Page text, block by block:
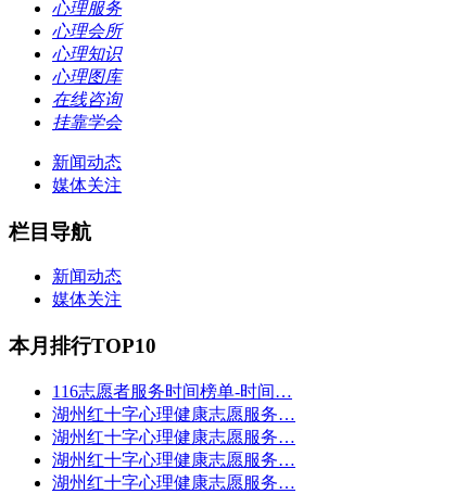
心理服务
心理会所
心理知识
心理图库
在线咨询
挂靠学会
新闻动态
媒体关注
栏目导航
新闻动态
媒体关注
本月排行TOP10
116志愿者服务时间榜单-时间…
湖州红十字心理健康志愿服务…
湖州红十字心理健康志愿服务…
湖州红十字心理健康志愿服务…
湖州红十字心理健康志愿服务…